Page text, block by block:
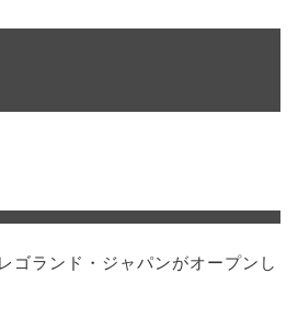
ゴランド・ジャパンがオープンし